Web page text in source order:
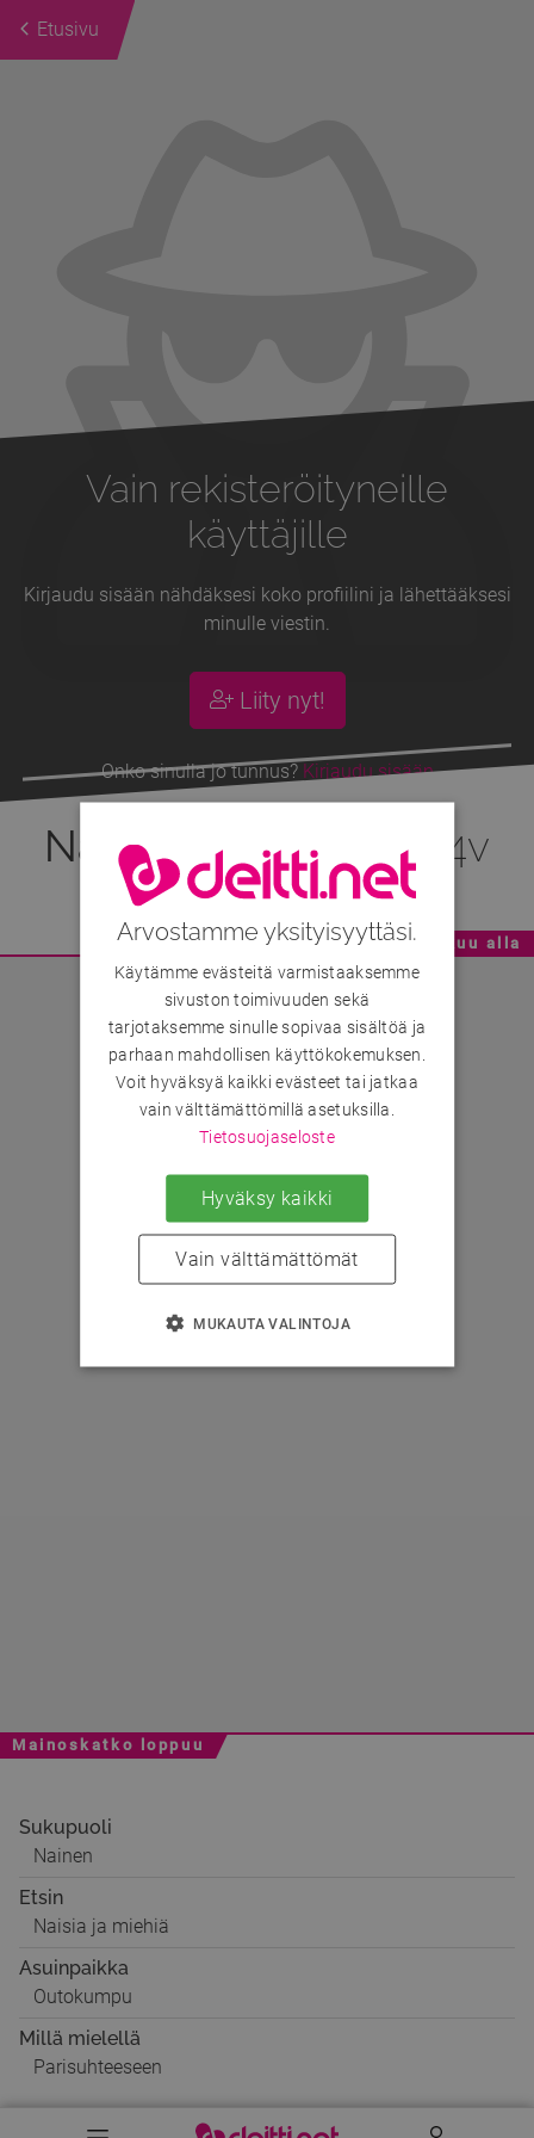
Etusivu
Vain rekisteröityneille
käyttäjille
Kirjaudu sisään nähdäksesi koko profiilini ja lähettääksesi
minulle viestin.
Liity nyt!
Onko sinulla jo tunnus? Kirjaudu sisään
Nallekarhu198238 , 44v
Mainoskatko - Sisältö jatkuu alla
Mainoskatko loppuu
Sukupuoli
Nainen
Etsin
Naisia ja miehiä
Asuinpaikka
Outokumpu
Millä mielellä
Parisuhteeseen
Arvostamme yksityisyyttäsi.
Käytämme evästeitä varmistaaksemme
sivuston toimivuuden sekä
tarjotaksemme sinulle sopivaa sisältöä ja
parhaan mahdollisen käyttökokemuksen.
Voit hyväksyä kaikki evästeet tai jatkaa
vain välttämättömillä asetuksilla.
Tietosuojaseloste
Hyväksy kaikki
Vain välttämättömät
MUKAUTA VALINTOJA